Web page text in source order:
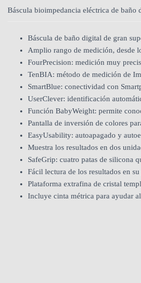
Báscula bioimpedancia eléctrica de
Báscula de baño digital de gran
Amplio rango de medición, desde
FourPrecision: medición muy
TenBIA: método de medición de
SmartBlue: conectividad con
UserClever: identificación
Función BabyWeight: permite
Pantalla de inversión de colores
EasyUsability: autoapagado y
Muestra los resultados en dos
SafeGrip: cuatro patas de silicona
Fácil lectura de los resultados en
Plataforma extrafina de cristal
Incluye cinta métrica para ayudar